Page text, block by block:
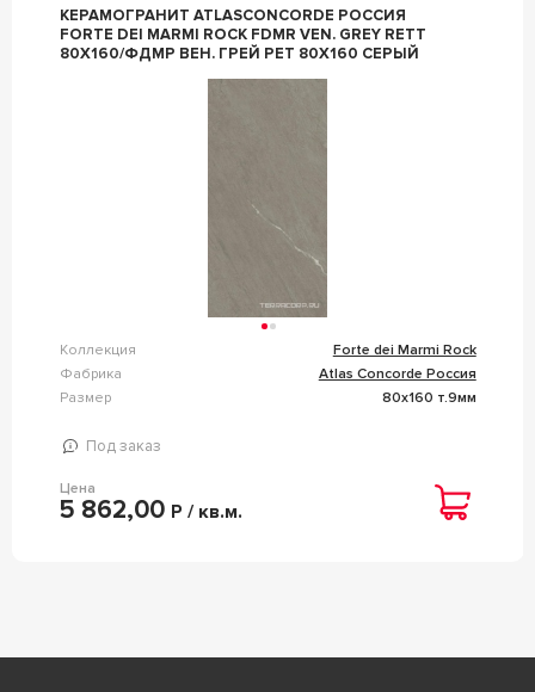
КЕРАМОГРАНИТ ATLASCONCORDE РОССИЯ
FORTE DEI MARMI ROCK FDMR VEN. GREY RETT
80X160/ФДМP ВЕН. ГРЕЙ РЕТ 80X160 СЕРЫЙ
Коллекция
Forte dei Marmi Rock
Фабрика
Atlas Concorde Россия
Размер
80x160 т.9мм
Под заказ
Цена
5 862,00 Р / кв.м.